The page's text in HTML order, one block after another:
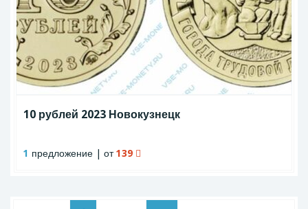
10 рублей 2023 Новокузнецк
1 предложение | от139